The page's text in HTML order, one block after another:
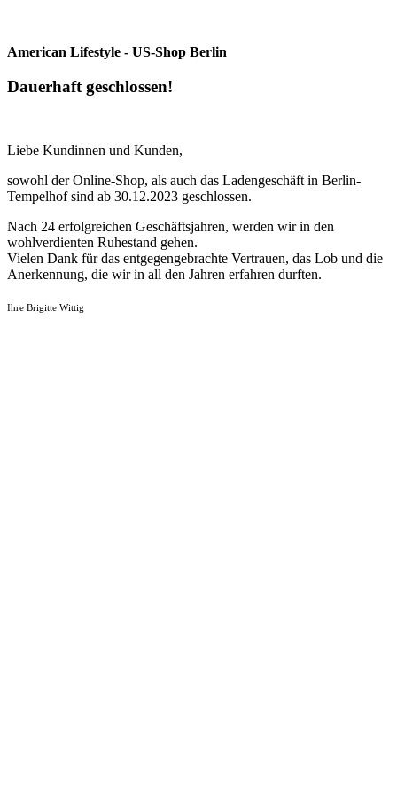
American Lifestyle - US-Shop Berlin
Dauerhaft geschlossen!
Liebe Kundinnen und Kunden,
sowohl der Online-Shop, als auch das Ladengeschäft in Berlin-
Tempelhof sind ab 30.12.2023 geschlossen.
Nach 24 erfolgreichen Geschäftsjahren, werden wir in den
wohlverdienten Ruhestand gehen.
Vielen Dank für das entgegengebrachte Vertrauen, das Lob und die
Anerkennung, die wir in all den Jahren erfahren durften.
Ihre Brigitte Wittig